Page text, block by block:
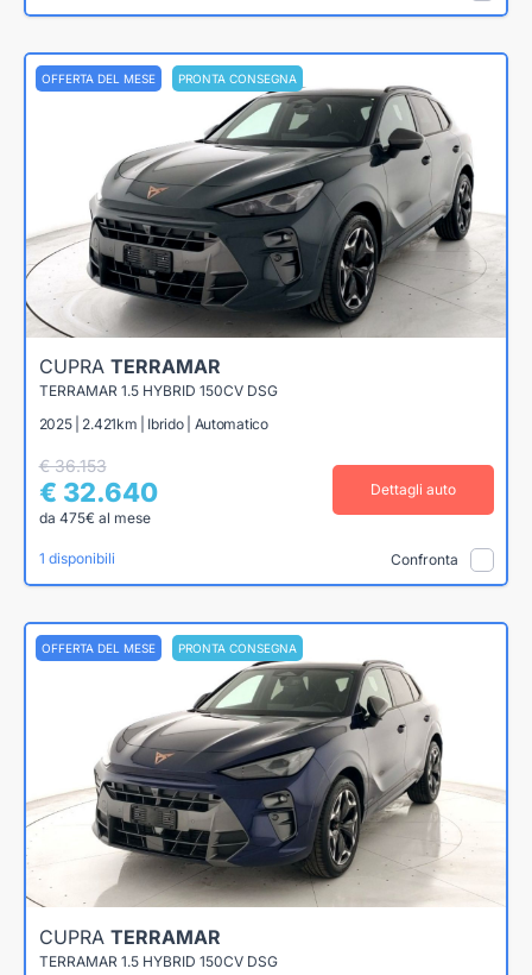
OFFERTA DEL MESE PRONTA CONSEGNA
CUPRA TERRAMAR
TERRAMAR 1.5 HYBRID 150CV DSG
2025 | 2.421km | Ibrido | Automatico
€ 36.153
€ 32.640
da 475€ al mese
Dettagli auto
1 disponibili Confronta
OFFERTA DEL MESE PRONTA CONSEGNA
CUPRA TERRAMAR
TERRAMAR 1.5 HYBRID 150CV DSG